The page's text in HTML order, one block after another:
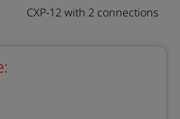
CXP-12 with 2 connections